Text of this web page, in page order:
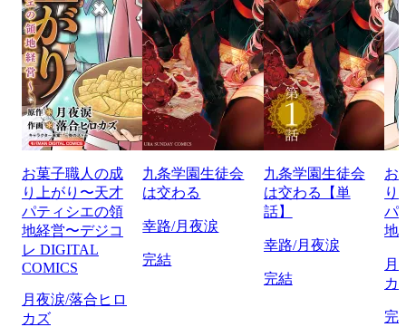
お菓子職人の成
り上がり〜天才
パティシエの領
地経営〜デジコ
レ DIGITAL
COMICS
月夜涙/落合ヒロ
カズ
九条学園生徒会
は交わる
幸路/月夜涙
完結
九条学園生徒会
は交わる【単
話】
幸路/月夜涙
完結
お
り
パ
地
月
カ
完